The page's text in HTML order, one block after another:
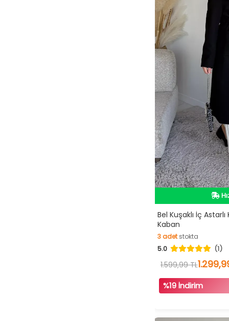
Bel Kuşaklı İç
Kaban
3adetstokta
3adetstokta
5.0 (1)
1.599,99 TL
%19 İndirim